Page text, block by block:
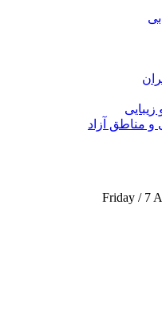
مناطق آزاد
Friday / 7